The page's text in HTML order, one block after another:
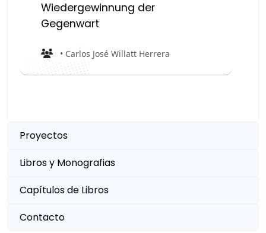
Wiedergewinnung der
Gegenwart
• Carlos José Willatt Herrera
Proyectos
Libros y Monografias
Capítulos de Libros
Contacto